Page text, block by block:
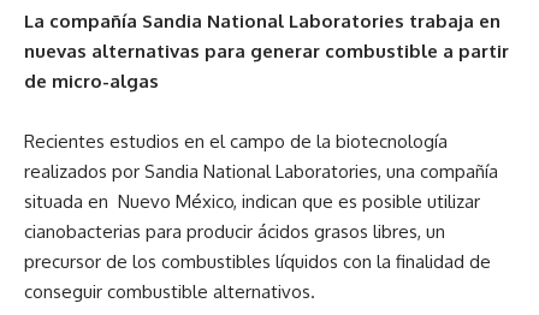
La compañía Sandia National Laboratories trabaja en
nuevas alternativas para generar combustible a partir
de micro-algas
Recientes estudios en el campo de la biotecnología
realizados por Sandia National Laboratories, una compañía
situada en Nuevo México, indican que es posible utilizar
cianobacterias para producir ácidos grasos libres, un
precursor de los combustibles líquidos con la finalidad de
conseguir combustible alternativos.